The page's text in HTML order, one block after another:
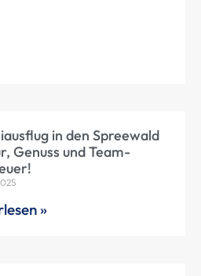
in den Spreewald
Genuss und Team-
»